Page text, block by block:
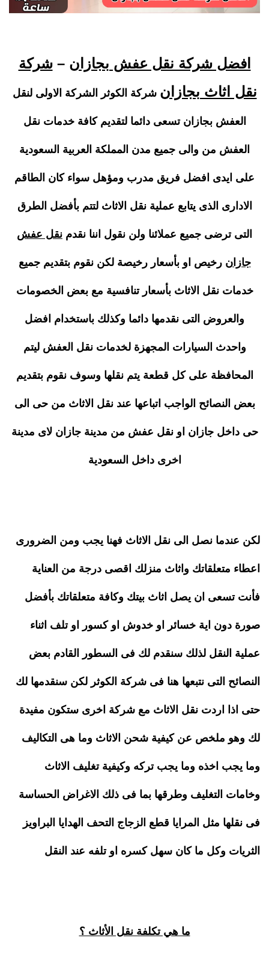
افضل شركة نقل عفش بجازان –شركة
نقل اثاث بجازان شركة الكوثر الشركة الاولى لنقل
العفش بجازان تسعى دائما لتقديم كافة خدمات نقل
العفش من والى جميع مدن المملكة العربية السعودية
على ايدى افضل فريق مدرب ومؤهل سواء كان الطاقم
الادارى الذى يتابع عملية نقل الاثاث لتتم بأفضل الطرق
التى ترضى جميع عملائنا ولن نقول اننا نقدم نقل عفش
جازان رخيص او بأسعار رخيصة لكن نقوم بتقديم جميع
خدمات نقل الاثاث بأسعار تنافسية مع بعض الخصومات
والعروض التى نقدمها دائما وكذلك باستخدام افضل
واحدث السيارات المجهزة لخدمات نقل العفش ليتم
المحافظة على كل قطعة يتم نقلها وسوف نقوم بتقديم
بعض النصائح الواجب اتباعها عند نقل الاثاث من حى الى
حى داخل جازان او نقل عفش من مدينة جازان لاى مدينة
اخرى داخل السعودية
لكن عندما نصل الى نقل الاثاث فهنا يجب ومن الضرورى
اعطاء متعلقاتك واثاث منزلك اقصى درجة من العناية
فأنت تسعى ان يصل اثاث بيتك وكافة متعلقاتك بأفضل
صورة دون اية خسائر او خدوش او كسور او تلف اثناء
عملية النقل لذلك سنقدم لك فى السطور القادم بعض
النصائح التى نتبعها هنا فى شركة الكوثر لكن سنقدمها لك
حتى اذا اردت نقل الاثاث مع شركة اخرى ستكون مفيدة
لك وهو ملخص عن كيفية شحن الاثاث وما هى التكاليف
وما يجب اخذه وما يجب تركه وكيفية تغليف الاثاث
وخامات التغليف وطرقها بما فى ذلك الاغراض الحساسة
فى نقلها مثل المرايا قطع الزجاج التحف الهدايا البراويز
الثريات وكل ما كان سهل كسره او تلفه عند النقل
ما هي تكلفة نقل الأثاث ؟